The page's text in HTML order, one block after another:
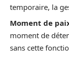
temporaire, la
Moment de
moment de
sans cette